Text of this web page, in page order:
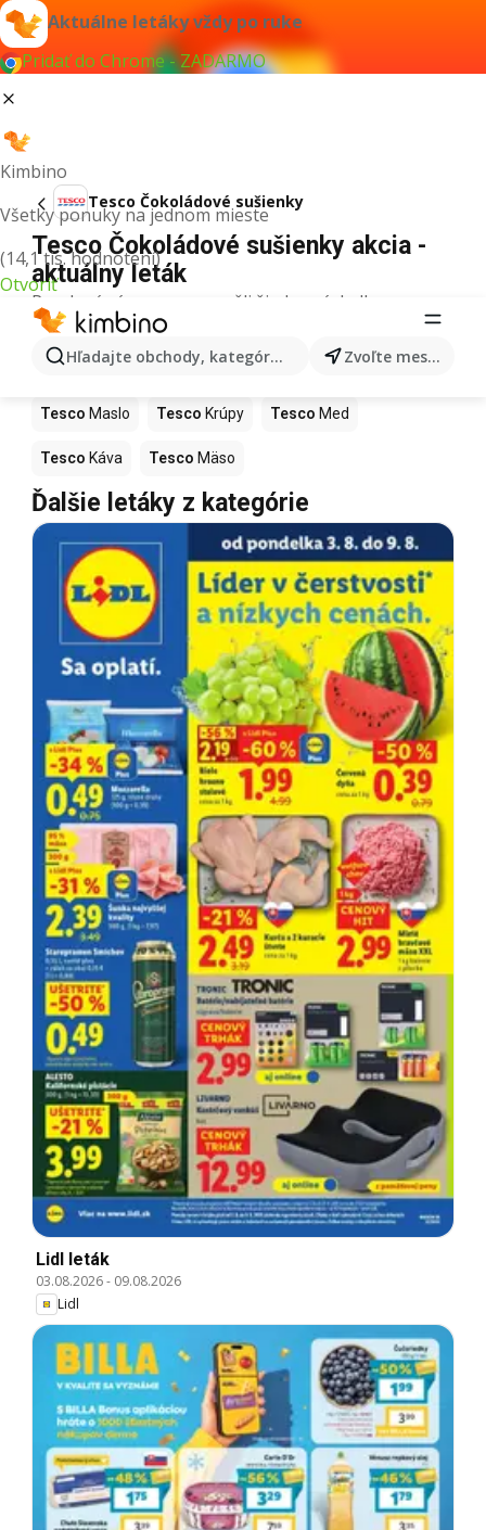
Aktuálne letáky vždy po ruke
Pridať do Chrome - ZADARMO
Kimbino
Všetky ponuky na jednom mieste
(14,1 tis. hodnotení)
Otvoriť
Hľadajte obchody, kategórie, produkty... Zvoľte mesto
Tesco Čokoládové sušienky
Tesco Čokoládové sušienky akcia -
aktuálny leták
Pre daný výraz sme nenašli žiadne výsledky.
Ďalšie produkty v obchodoch Tesco
Tesco Pizza Tesco Kiwi Mango
Tesco Maslo Tesco Krúpy Tesco Med
Tesco Káva Tesco Mäso
Ďalšie letáky z kategórie
Lidl leták
03.08.2026- 09.08.2026
Lidl